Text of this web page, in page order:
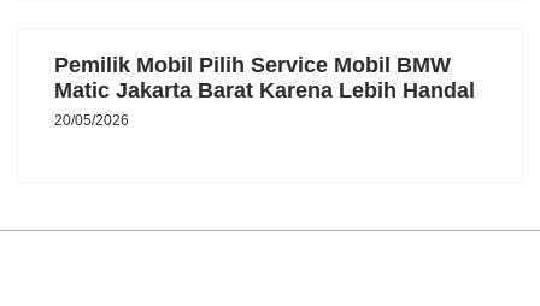
Pemilik Mobil Pilih Service Mobil BMW
Matic Jakarta Barat Karena Lebih Handal
20/05/2026